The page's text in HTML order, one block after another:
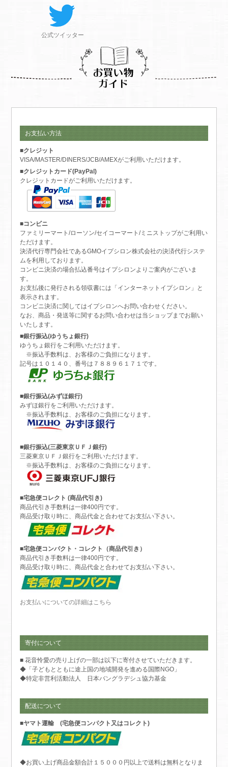
公式ツイッター
お支払い方法
■クレジット
VISA/MASTER/DINERS/JCB/AMEXがご利用いただけます。
■クレジットカード(PayPal)
クレジットカードがご利用いただけます。
■コンビニ
ファミリーマート/ローソン/セイコーマート/ミニストップがご利用い
ただけます。
決済代行専門会社であるGMOイプシロン株式会社の決済代行システ
ムを利用しております。
コンビニ決済の場合払込番号はイプシロンよりご案内がございま
す。
お支払後に発行される領収書には「インターネットイプシロン」と
表示されます。
コンビニ決済に関してはイプシロンへお問い合わせください。
なお、商品・発送等に関するお問い合わせは当ショップまでお願い
いたします。
■銀行振込(ゆうちょ銀行)
ゆうちょ銀行をご利用いただけます。
※振込手数料は、お客様のご負担になります。
記号は１０１４０、番号は７８８９６１７１です。
■銀行振込(みずほ銀行)
みずほ銀行をご利用いただけます。
※振込手数料は、お客様のご負担になります。
■銀行振込(三菱東京ＵＦＪ銀行)
三菱東京ＵＦＪ銀行をご利用いただけます。
※振込手数料は、お客様のご負担になります。
■宅急便コレクト (商品代引き)
商品代引き手数料は一律400円です。
商品受け取り時に、商品代金と合わせてお支払い下さい。
■宅急便コンパクト・コレクト（商品代引き）
商品代引き手数料は一律400円です。
商品受け取り時に、商品代金と合わせてお支払い下さい。
お支払いについての詳細はこちら
寄付について
■ 花音怜愛の売り上げの一部は以下に寄付させていただきます。
◆「子どもとともに途上国の地域開発を進める国際NGO」
◆特定非営利活動法人 日本バングラデシュ協力基金
配送について
■ヤマト運輸 (宅急便コンパクト又はコレクト)
◆お買い上げ商品金額合計１５０００円以上で送料は無料となりま